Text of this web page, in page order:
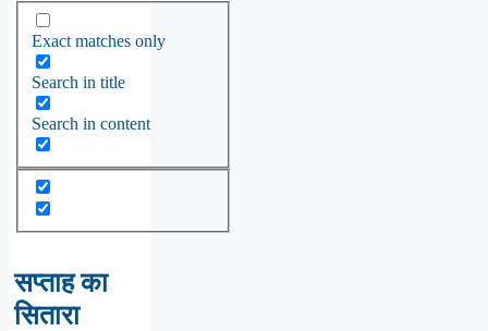
Exact matches only
Search in title
Search in content
सप्ताह का
सितारा